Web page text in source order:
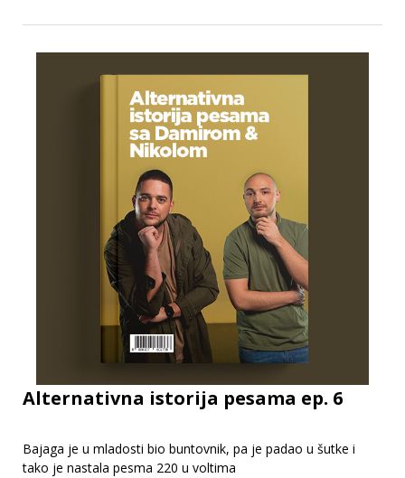
Alternativna istorija pesama ep. 6
Bajaga je u mladosti bio buntovnik, pa je padao u šutke i
tako je nastala pesma 220 u voltima